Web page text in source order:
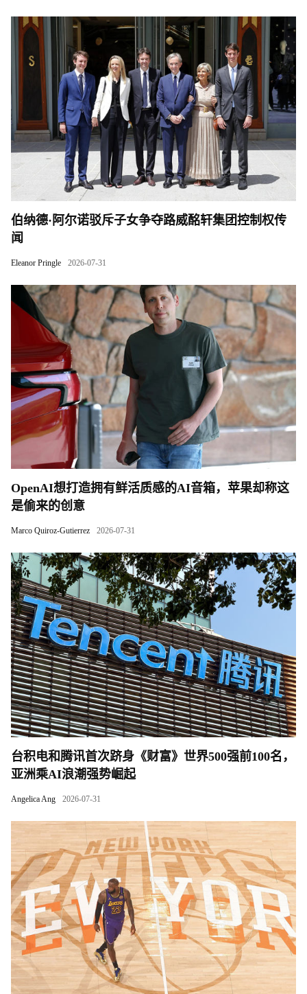
伯纳德·阿尔诺驳斥子女争夺路威酩轩集团控制权传
闻
Eleanor Pringle 2026-07-31
OpenAI想打造拥有鲜活质感的AI音箱，苹果却称这
是偷来的创意
Marco Quiroz-Gutierrez 2026-07-31
台积电和腾讯首次跻身《财富》世界500强前100名，
亚洲乘AI浪潮强势崛起
Angelica Ang 2026-07-31